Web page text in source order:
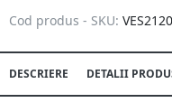
Cod produs - SKU: VES2120
DESCRIERE DETALII